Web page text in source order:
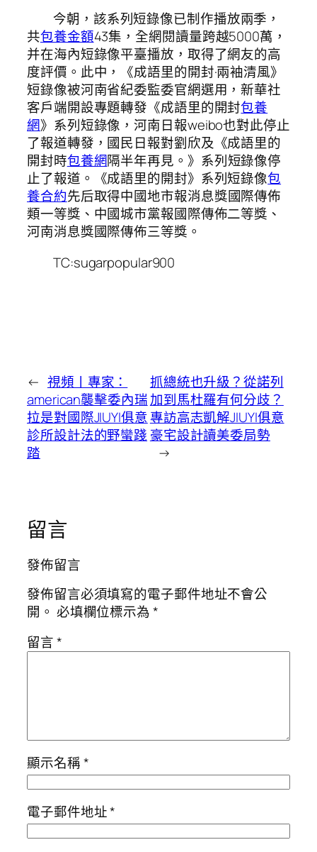
今朝，該系列短錄像已制作播放兩季，
共包養金額43集，全網閱讀量跨越5000萬，
并在海內短錄像平臺播放，取得了網友的高
度評價。此中，《成語里的開封·兩袖清風》
短錄像被河南省紀委監委官網選用，新華社
客戶端開設專題轉發《成語里的開封包養
網》系列短錄像，河南日報weibo也對此停止
了報道轉發，國民日報對劉欣及《成語里的
開封時包養網隔半年再見。》系列短錄像停
止了報道。《成語里的開封》系列短錄像包
養合約先后取得中國地市報消息獎國際傳佈
類一等獎、中國城市黨報國際傳佈二等獎、
河南消息獎國際傳佈三等獎。
TC:sugarpopular900
← 視頻丨專家：
american襲擊委內瑞
拉是對國際JIUYI俱意
診所設計法的野蠻踐
踏
抓總統也升級？從諾列
加到馬杜羅有何分歧？
專訪高志凱解JIUYI俱意
豪宅設計讀美委局勢
→
留言
發佈留言
發佈留言必須填寫的電子郵件地址不會公
開。 必填欄位標示為*
留言*
顯示名稱*
電子郵件地址*